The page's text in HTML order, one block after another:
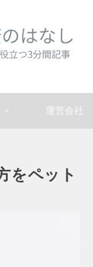
運営会社
をペット